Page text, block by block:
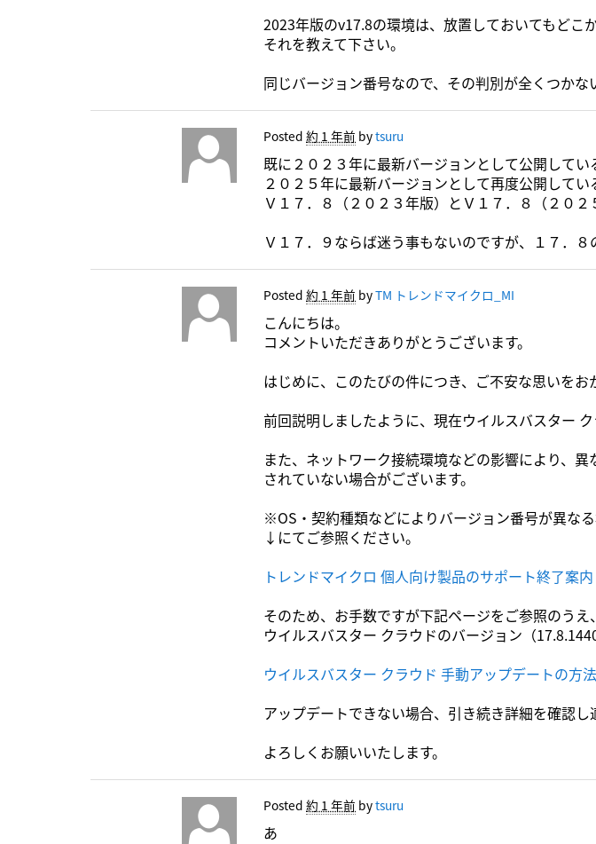
2023年版のv17.8の環境は、放置しておいてもどこ
それを教えて下さい。
同じバージョン番号なので、その判別が全くつかな
Posted 約 1 年前 bytsuru
既に２０２３年に最新バージョンとして公開してい
２０２５年に最新バージョンとして再度公開してい
Ｖ１７．８（２０２３年版）とＶ１７．８（２０
Ｖ１７．９ならば迷う事もないのですが、１７．
Posted 約 1 年前 byTM トレンドマイクロ_MI
こんにちは。
コメントいただきありがとうございます。
はじめに、このたびの件につき、ご不安な思いをお
前回説明しましたように、現在ウイルスバスター
また、ネットワーク接続環境などの影響により、
されていない場合がございます。
※OS・契約種類などによりバージョン番号が異な
↓にてご参照ください。
トレンドマイクロ 個人向け製品のサポート終了案内
そのため、お手数ですが下記ページをご参照のう
ウイルスバスター クラウドのバージョン（
ウイルスバスター クラウド 手動アップデートの方
アップデートできない場合、引き続き詳細を確認
よろしくお願いいたします。
Posted 約 1 年前 bytsuru
あ